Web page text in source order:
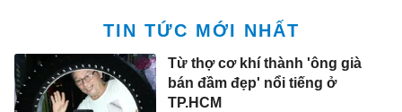
TIN TỨC MỚI NHẤT
Từ thợ cơ khí thành 'ông già
bán đầm đẹp' nổi tiếng ở
TP.HCM